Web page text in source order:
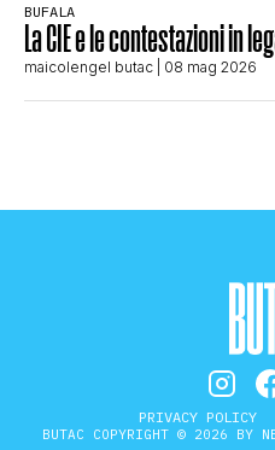
BUFALA
La CIE e le contestazioni in
maicolengel butac | 08 mag 2026
PRIVACY POLICY
BUTAC COPYRIGHT © 2026 BY